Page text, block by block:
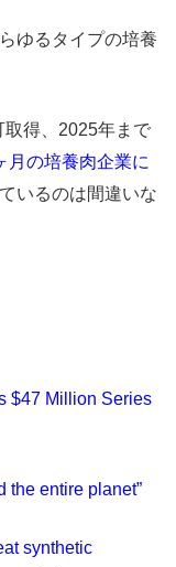
ゆるタイプの培養
取得、2025年まで
月の培養肉企業に
いるのは間違いな
$47 Million Series
the entire planet”
synthetic